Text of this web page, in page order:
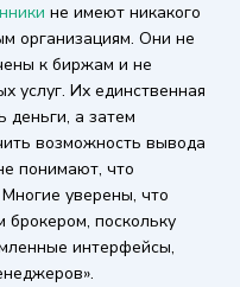
не имеют никакого
организациям. Они не
к биржам и не
услуг. Их единственная
а затем
возможность вывода
понимают, что
уверены, что
поскольку
интерфейсы,